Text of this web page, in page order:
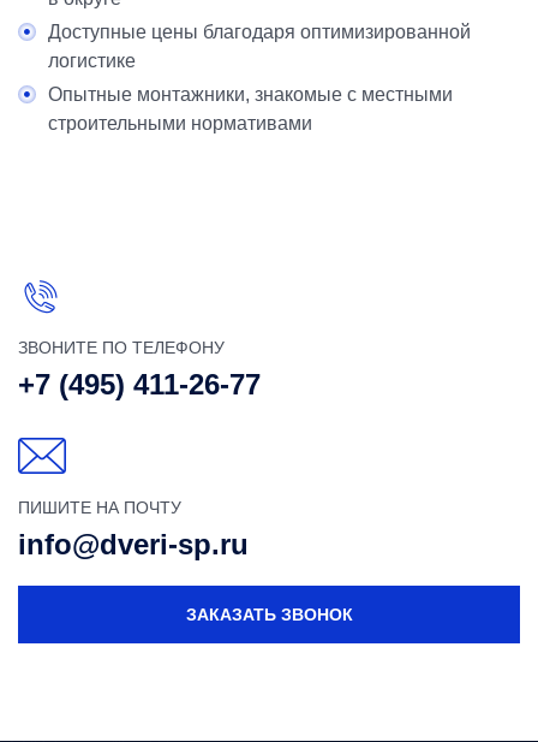
Доступные цены благодаря оптимизированной
логистике
Опытные монтажники, знакомые с местными
строительными нормативами
ЗВОНИТЕ ПО ТЕЛЕФОНУ
+7 (495) 411-26-77
ПИШИТЕ НА ПОЧТУ
info@dveri-sp.ru
ЗАКАЗАТЬ ЗВОНОК